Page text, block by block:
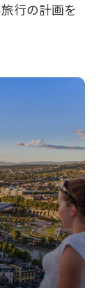
行の計画を